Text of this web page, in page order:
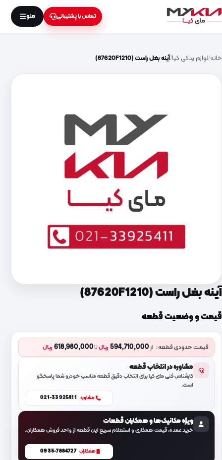
تماس با پشتیبانی منو
خانه لوازم یدکی کیا آینه بغل راست (87620F1210)
آینه بغل راست (87620F1210)
قیمت و وضعیت قطعه
قیمت حدودی قطعه: از594,710,000 ریالتا618,980,000 ریال
مشاوره در انتخاب قطعه
کارشناس فنی مای کیا برای انتخاب دقیق قطعه مناسب خودرو شما پاسخگو
است.
مشاوره 021-33925411
ویژه مکانیک‌ها و همکاران قطعات
خرید عمده، قیمت همکاری و استعلام سریع این قطعه از واحد فروش همکاران.
همکاران 0935-7884727